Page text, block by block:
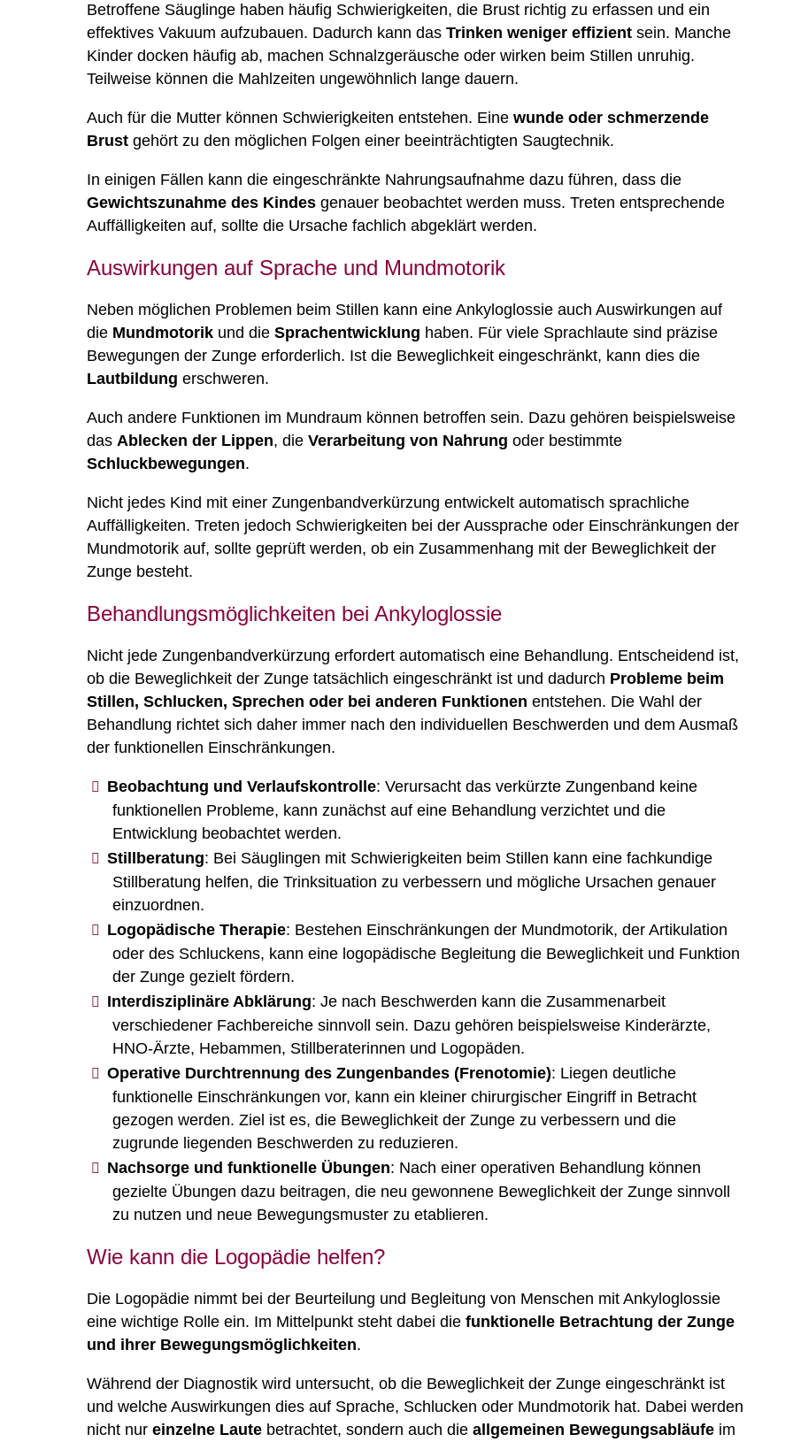
Betroffene Säuglinge haben häufig Schwierigkeiten, die Brust richtig zu erfassen und ein
effektives Vakuum aufzubauen. Dadurch kann das Trinken weniger effizient sein. Manche
Kinder docken häufig ab, machen Schnalzgeräusche oder wirken beim Stillen unruhig.
Teilweise können die Mahlzeiten ungewöhnlich lange dauern.
Auch für die Mutter können Schwierigkeiten entstehen. Eine wunde oder schmerzende
Brust gehört zu den möglichen Folgen einer beeinträchtigten Saugtechnik.
In einigen Fällen kann die eingeschränkte Nahrungsaufnahme dazu führen, dass die
Gewichtszunahme des Kindes genauer beobachtet werden muss. Treten entsprechende
Auffälligkeiten auf, sollte die Ursache fachlich abgeklärt werden.
Auswirkungen auf Sprache und Mundmotorik
Neben möglichen Problemen beim Stillen kann eine Ankyloglossie auch Auswirkungen auf
die Mundmotorik und die Sprachentwicklung haben. Für viele Sprachlaute sind präzise
Bewegungen der Zunge erforderlich. Ist die Beweglichkeit eingeschränkt, kann dies die
Lautbildung erschweren.
Auch andere Funktionen im Mundraum können betroffen sein. Dazu gehören beispielsweise
das Ablecken der Lippen, die Verarbeitung von Nahrung oder bestimmte
Schluckbewegungen.
Nicht jedes Kind mit einer Zungenbandverkürzung entwickelt automatisch sprachliche
Auffälligkeiten. Treten jedoch Schwierigkeiten bei der Aussprache oder Einschränkungen der
Mundmotorik auf, sollte geprüft werden, ob ein Zusammenhang mit der Beweglichkeit der
Zunge besteht.
Behandlungsmöglichkeiten bei Ankyloglossie
Nicht jede Zungenbandverkürzung erfordert automatisch eine Behandlung. Entscheidend ist,
ob die Beweglichkeit der Zunge tatsächlich eingeschränkt ist und dadurch Probleme beim
Stillen, Schlucken, Sprechen oder bei anderen Funktionen entstehen. Die Wahl der
Behandlung richtet sich daher immer nach den individuellen Beschwerden und dem Ausmaß
der funktionellen Einschränkungen.
Beobachtung und Verlaufskontrolle: Verursacht das verkürzte Zungenband keine
funktionellen Probleme, kann zunächst auf eine Behandlung verzichtet und die
Entwicklung beobachtet werden.
Stillberatung: Bei Säuglingen mit Schwierigkeiten beim Stillen kann eine fachkundige
Stillberatung helfen, die Trinksituation zu verbessern und mögliche Ursachen genauer
einzuordnen.
Logopädische Therapie: Bestehen Einschränkungen der Mundmotorik, der Artikulation
oder des Schluckens, kann eine logopädische Begleitung die Beweglichkeit und Funktion
der Zunge gezielt fördern.
Interdisziplinäre Abklärung: Je nach Beschwerden kann die Zusammenarbeit
verschiedener Fachbereiche sinnvoll sein. Dazu gehören beispielsweise Kinderärzte,
HNO-Ärzte, Hebammen, Stillberaterinnen und Logopäden.
Operative Durchtrennung des Zungenbandes (Frenotomie): Liegen deutliche
funktionelle Einschränkungen vor, kann ein kleiner chirurgischer Eingriff in Betracht
gezogen werden. Ziel ist es, die Beweglichkeit der Zunge zu verbessern und die
zugrunde liegenden Beschwerden zu reduzieren.
Nachsorge und funktionelle Übungen: Nach einer operativen Behandlung können
gezielte Übungen dazu beitragen, die neu gewonnene Beweglichkeit der Zunge sinnvoll
zu nutzen und neue Bewegungsmuster zu etablieren.
Wie kann die Logopädie helfen?
Die Logopädie nimmt bei der Beurteilung und Begleitung von Menschen mit Ankyloglossie
eine wichtige Rolle ein. Im Mittelpunkt steht dabei die funktionelle Betrachtung der Zunge
und ihrer Bewegungsmöglichkeiten.
Während der Diagnostik wird untersucht, ob die Beweglichkeit der Zunge eingeschränkt ist
und welche Auswirkungen dies auf Sprache, Schlucken oder Mundmotorik hat. Dabei werden
nicht nur einzelne Laute betrachtet, sondern auch die allgemeinen Bewegungsabläufe im